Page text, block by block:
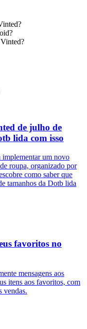
de julho de
lida com isso
implementar um novo
roupa, organizado por
como saber que
tamanhos da Dotb lida
favoritos no
mensagens aos
itens aos favoritos, com
vendas.